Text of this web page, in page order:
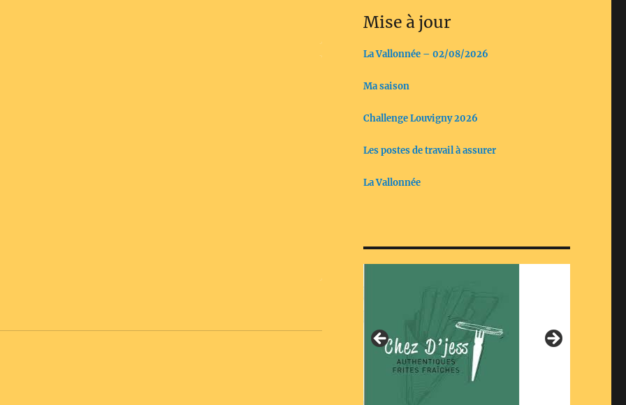
Mise à jour
La Vallonnée – 02/08/2026
Ma saison
Challenge Louvigny 2026
Les postes de travail à assurer
La Vallonnée